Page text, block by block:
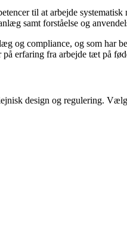
til at arbejde
samt forståelse og
og compliance, og som har
erfaring fra arbejde tæt på
design og regulering.